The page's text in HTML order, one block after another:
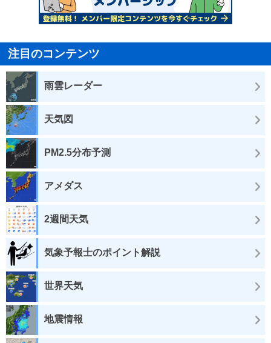
注目のコンテンツ
雨雲レーダー
天気図
PM2.5分布予測
アメダス
2週間天気
気象予報士のポイント解説
世界天気
地震情報